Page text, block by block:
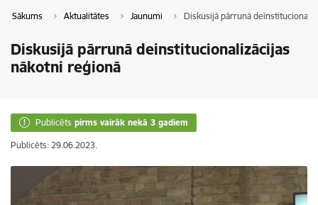
Sākums Aktualitātes Jaunumi Diskusijā pārrunā
Diskusijā pārrunā deinstitucionalizācijas
nākotni reģionā
Publicēts pirms vairāk nekā 3 gadiem
Publicēts: 29.06.2023.